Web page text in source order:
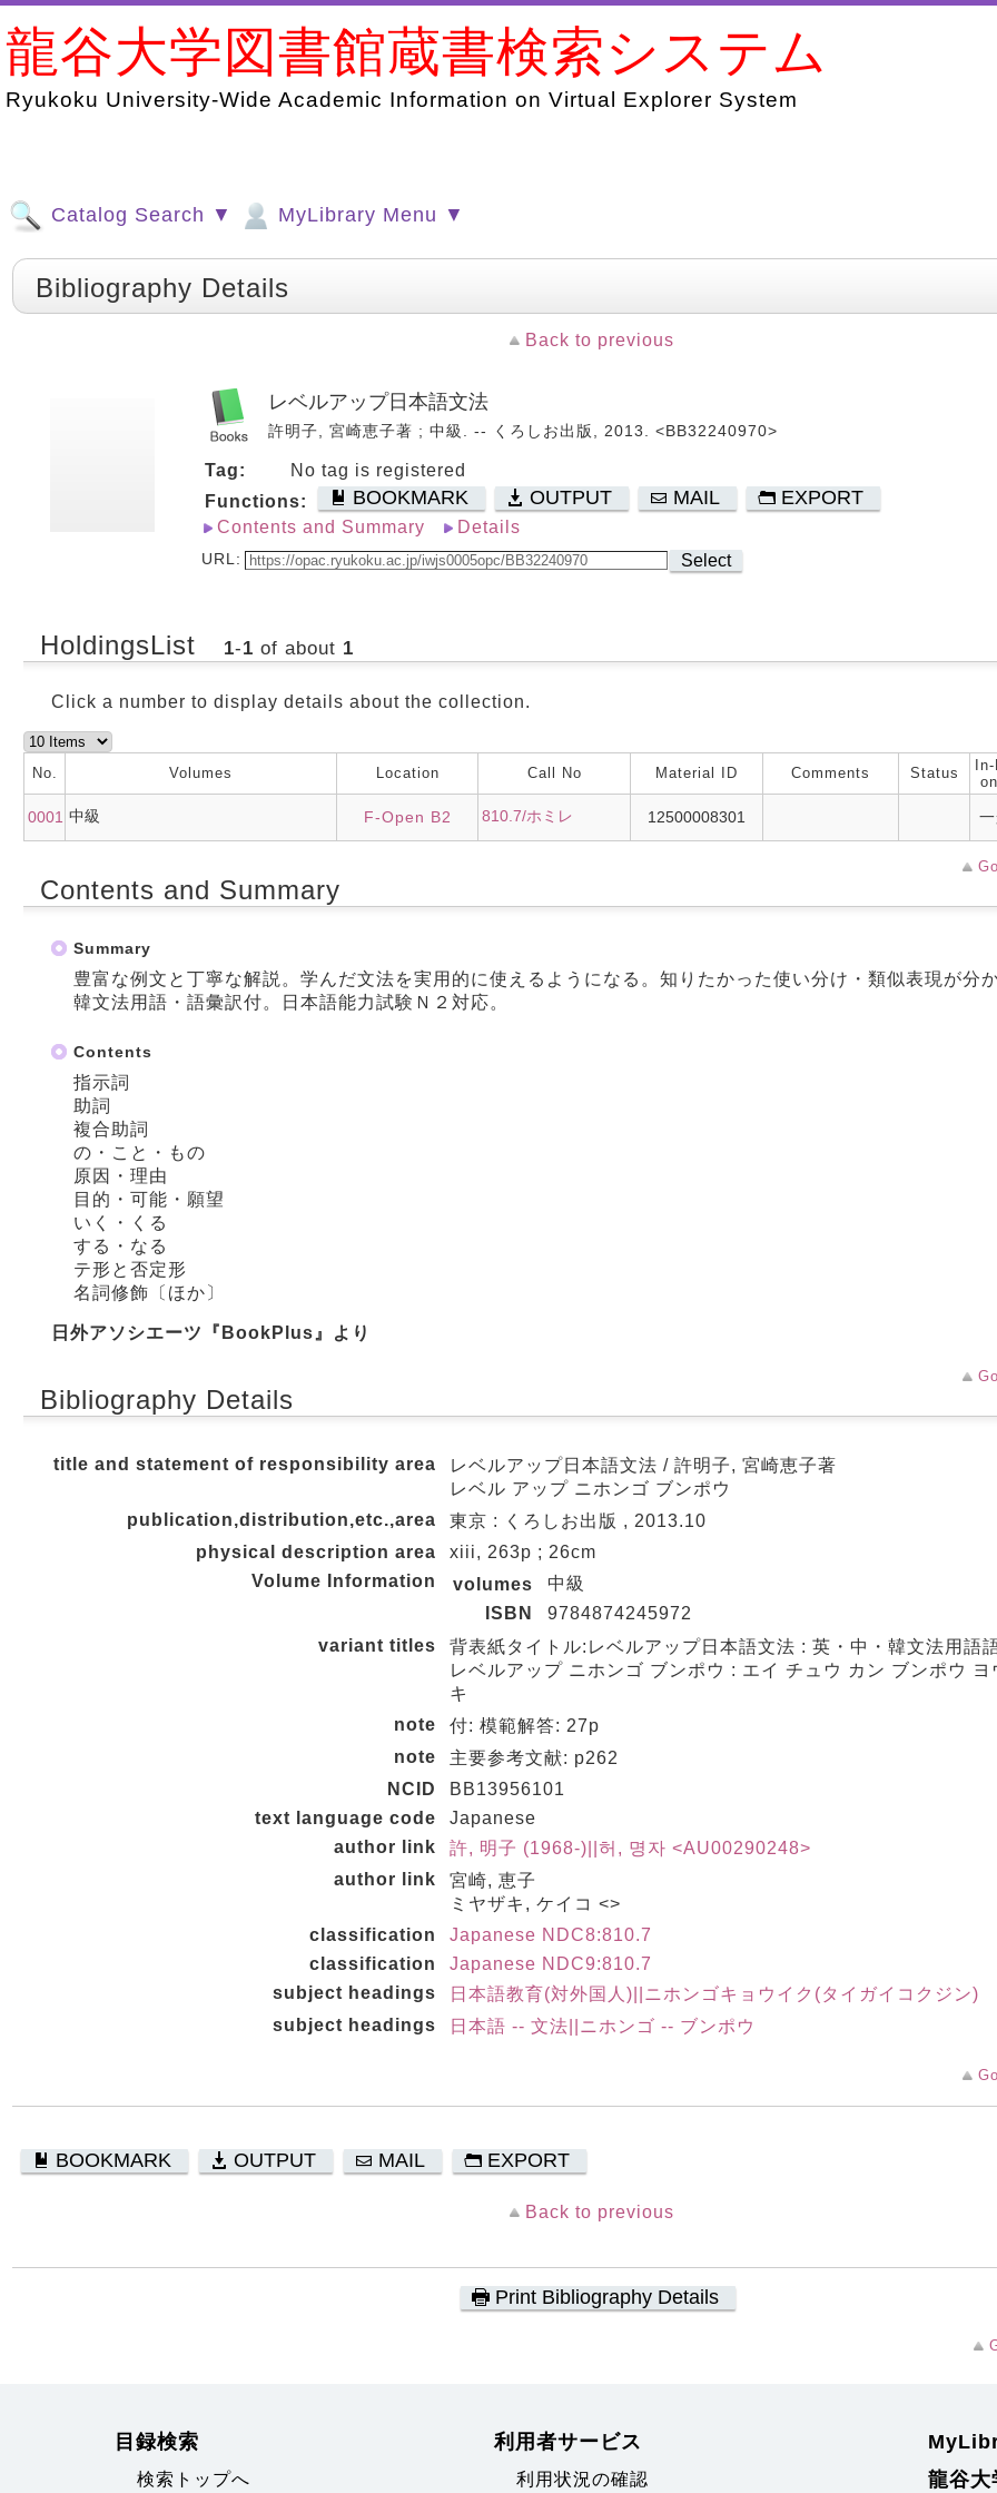
龍谷大学図書館蔵書検索システム
Ryukoku University-Wide Academic Information on Virtual Explorer System
Catalog Search ▼ MyLibrary Menu ▼
Bibliography Details
Back to previous
レベルアップ日本語文法
許明子, 宮崎恵子著 ; 中級. -- くろしお出版, 2013. <BB32240970>
Tag:
No tag is registered
Functions:
BOOKMARK OUTPUT MAIL EXPORT
Contents and Summary Details
URL: Select
HoldingsList 1-1 of about 1
Click a number to display details about the collection.
No. Volumes Location Call No Material ID Comments Status
0001 中級 F-Open B2 810.7/ホミレ 12500008301
Contents and Summary
Summary
豊富な例文と丁寧な解説。学んだ文法を実用的に使えるようになる。知りたかった使い分け・類似表現が分
韓文法用語・語彙訳付。日本語能力試験Ｎ２対応。
Contents
指示詞
助詞
複合助詞
の・こと・もの
原因・理由
目的・可能・願望
いく・くる
する・なる
テ形と否定形
名詞修飾〔ほか〕
日外アソシエーツ『BookPlus』より
Bibliography Details
title and statement of responsibility area
レベルアップ日本語文法 / 許明子, 宮崎恵子著
レベル アップ ニホンゴ ブンポウ
publication,distribution,etc.,area
東京 : くろしお出版 , 2013.10
physical description area
xiii, 263p ; 26cm
Volume Information
volumes
中級
ISBN
9784874245972
variant titles
背表紙タイトル:レベルアップ日本語文法 : 英・中・韓文法用語
レベルアップ ニホンゴ ブンポウ : エイ チュウ カン ブンポウ ヨ
キ
note
付: 模範解答: 27p
note
主要参考文献: p262
NCID
BB13956101
text language code
Japanese
author link
許, 明子 (1968-)||허, 명자 <AU00290248>
author link
宮崎, 恵子
ミヤザキ, ケイコ <>
classification
Japanese NDC8:810.7
classification
Japanese NDC9:810.7
subject headings
日本語教育(対外国人)||ニホンゴキョウイク(タイガイコクジン)
subject headings
日本語 -- 文法||ニホンゴ -- ブンポウ
BOOKMARK OUTPUT MAIL EXPORT
Back to previous
Print Bibliography Details
目録検索
検索トップへ
利用者サービス
利用状況の確認
龍谷大